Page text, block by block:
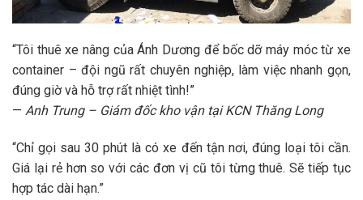
“Tôi thuê xe nâng của Ánh Dương để bốc dỡ máy móc từ xe
container – đội ngũ rất chuyên nghiệp, làm việc nhanh gọn,
đúng giờ và hỗ trợ rất nhiệt tình!”
— Anh Trung – Giám đốc kho vận tại KCN Thăng Long
“Chỉ gọi sau 30 phút là có xe đến tận nơi, đúng loại tôi cần.
Giá lại rẻ hơn so với các đơn vị cũ tôi từng thuê. Sẽ tiếp tục
hợp tác dài hạn.”